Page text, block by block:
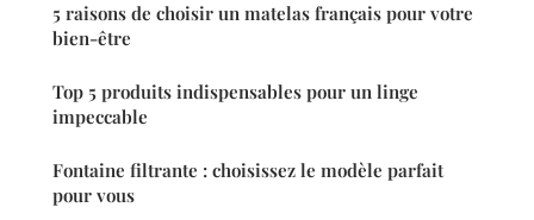
5 raisons de choisir un matelas français pour votre
bien-être
Top 5 produits indispensables pour un linge
impeccable
Fontaine filtrante : choisissez le modèle parfait
pour vous